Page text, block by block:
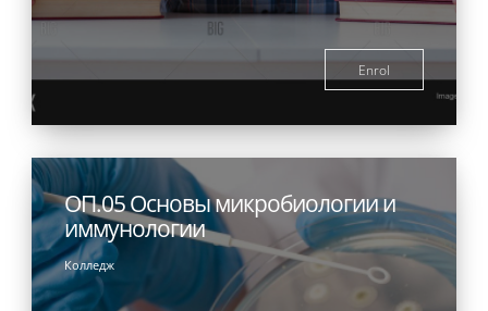
Enrol
ОП.05 Основы микробиологии и
иммунологии
Колледж